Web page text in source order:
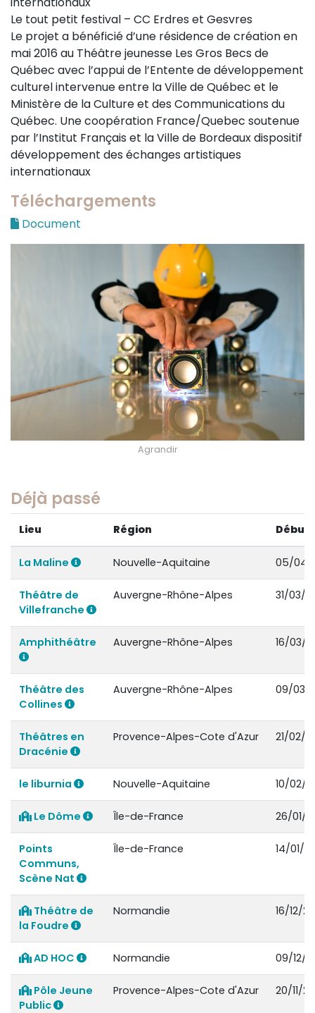
Le tout petit festival – CC Erdres et Gesvres
Le projet a bénéficié d’une résidence de création en
mai 2016 au Théâtre jeunesse Les Gros Becs de
Québec avec l’appui de l’Entente de développement
culturel intervenue entre la Ville de Québec et le
Ministère de la Culture et des Communications du
Québec. Une coopération France/Quebec soutenue
par l’Institut Français et la Ville de Bordeaux dispositif
développement des échanges artistiques
internationaux
Téléchargements
Document
Agrandir
Déjà passé
Lieu Région Début
La Maline Nouvelle-Aquitaine 05/04/
Théâtre de
Villefranche
Auvergne-Rhône-Alpes 31/03/
Amphithéâtre Auvergne-Rhône-Alpes 16/03/
Théâtre des
Collines
Auvergne-Rhône-Alpes 09/03/
Théâtres en
Dracénie
Provence-Alpes-Cote d'Azur 21/02/
le liburnia Nouvelle-Aquitaine 10/02/
Le Dôme Île-de-France 26/01/
Points
Communs,
Scène Nat
Île-de-France 14/01/
Théâtre de
la Foudre
Normandie 16/12/
AD HOC Normandie 09/12/
Pôle Jeune
Public
Provence-Alpes-Cote d'Azur 20/11/